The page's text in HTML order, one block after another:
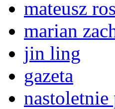
mateusz
marian
jin ling
gazeta